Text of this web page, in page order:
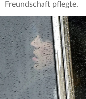
Freundschaft pflegte.